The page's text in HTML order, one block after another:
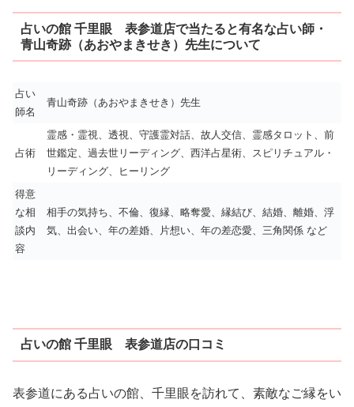
占いの館 千里眼 表参道店で当たると有名な占い師・
青山奇跡（あおやまきせき）先生について
占い
師名
青山奇跡（あおやまきせき）先生
占術
霊感・霊視、透視、守護霊対話、故人交信、霊感タロット、前
世鑑定、過去世リーディング、西洋占星術、スピリチュアル・
リーディング、ヒーリング
得意
な相
談内
容
相手の気持ち、不倫、復縁、略奪愛、縁結び、結婚、離婚、浮
気、出会い、年の差婚、片想い、年の差恋愛、三角関係 など
占いの館 千里眼 表参道店の口コミ
表参道にある占いの館、千里眼を訪れて、素敵なご縁をい